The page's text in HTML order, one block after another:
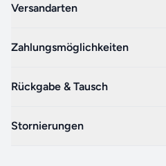
Versandarten
Zahlungsmöglichkeiten
Rückgabe & Tausch
Stornierungen